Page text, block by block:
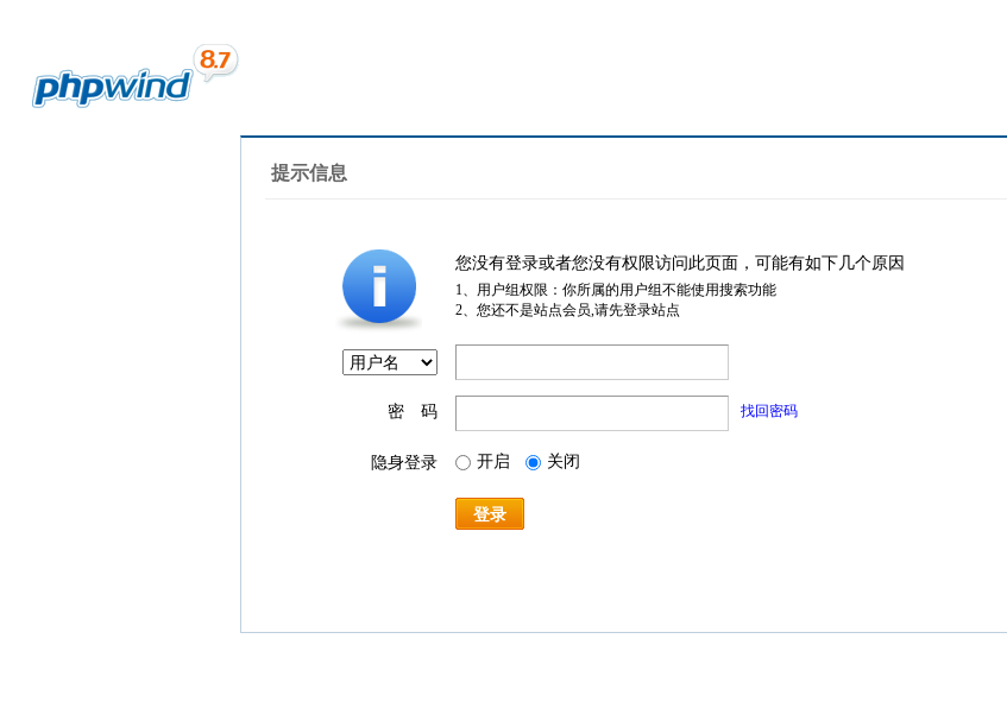
提示信息
您没有登录或者您没有权限访问此页面，可能有如下几个原因
1、用户组权限：你所属的用户组不能使用搜索功能
2、您还不是站点会员,请先登录站点
密 码 找回密码
隐身登录 开启 关闭
登录